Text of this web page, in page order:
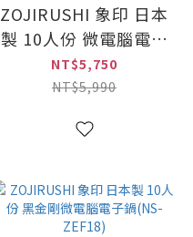
ZOJIRUSHI 象印 日本
製 10人份 微電腦電子
鍋(NL-AAF18)
NT$5,750
NT$5,990